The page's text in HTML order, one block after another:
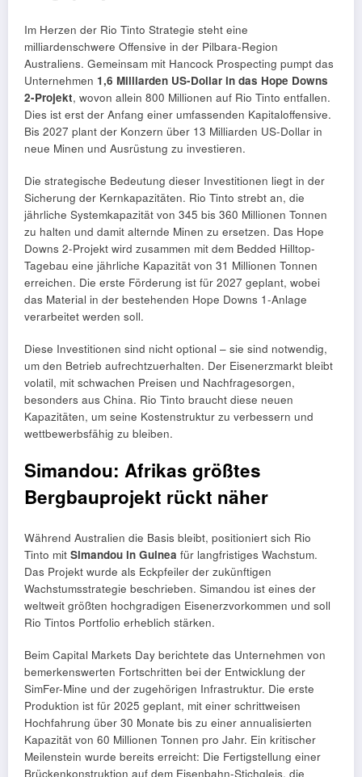
Im Herzen der Rio Tinto Strategie steht eine
milliardenschwere Offensive in der Pilbara-Region
Australiens. Gemeinsam mit Hancock Prospecting pumpt das
Unternehmen 1,6 Milliarden US-Dollar in das Hope Downs
2-Projekt, wovon allein 800 Millionen auf Rio Tinto entfallen.
Dies ist erst der Anfang einer umfassenden Kapitaloffensive.
Bis 2027 plant der Konzern über 13 Milliarden US-Dollar in
neue Minen und Ausrüstung zu investieren.
Die strategische Bedeutung dieser Investitionen liegt in der
Sicherung der Kernkapazitäten. Rio Tinto strebt an, die
jährliche Systemkapazität von 345 bis 360 Millionen Tonnen
zu halten und damit alternde Minen zu ersetzen. Das Hope
Downs 2-Projekt wird zusammen mit dem Bedded Hilltop-
Tagebau eine jährliche Kapazität von 31 Millionen Tonnen
erreichen. Die erste Förderung ist für 2027 geplant, wobei
das Material in der bestehenden Hope Downs 1-Anlage
verarbeitet werden soll.
Diese Investitionen sind nicht optional – sie sind notwendig,
um den Betrieb aufrechtzuerhalten. Der Eisenerzmarkt bleibt
volatil, mit schwachen Preisen und Nachfragesorgen,
besonders aus China. Rio Tinto braucht diese neuen
Kapazitäten, um seine Kostenstruktur zu verbessern und
wettbewerbsfähig zu bleiben.
Simandou: Afrikas größtes
Bergbauprojekt rückt näher
Während Australien die Basis bleibt, positioniert sich Rio
Tinto mit Simandou in Guinea für langfristiges Wachstum.
Das Projekt wurde als Eckpfeiler der zukünftigen
Wachstumsstrategie beschrieben. Simandou ist eines der
weltweit größten hochgradigen Eisenerzvorkommen und soll
Rio Tintos Portfolio erheblich stärken.
Beim Capital Markets Day berichtete das Unternehmen von
bemerkenswerten Fortschritten bei der Entwicklung der
SimFer-Mine und der zugehörigen Infrastruktur. Die erste
Produktion ist für 2025 geplant, mit einer schrittweisen
Hochfahrung über 30 Monate bis zu einer annualisierten
Kapazität von 60 Millionen Tonnen pro Jahr. Ein kritischer
Meilenstein wurde bereits erreicht: Die Fertigstellung einer
Brückenkonstruktion auf dem Eisenbahn-Stichgleis, die